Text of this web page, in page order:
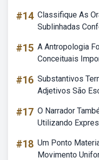
#14 Classifique As
Sublinhadas
#15 A Antropologia
Conceituais
#16 Substantivos
Adjetivos São
#17 O Narrador
Utilizando
#18 Um Ponto
Movimento